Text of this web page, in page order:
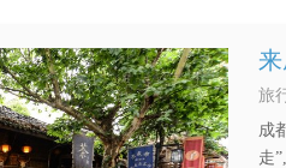
旅
成
走